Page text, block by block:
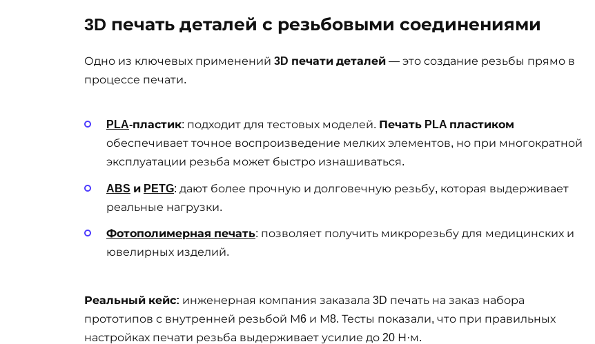
3D печать деталей с резьбовыми соединениями
Одно из ключевых применений 3D печати деталей — это создание резьбы прямо в
процессе печати.
PLA-пластик: подходит для тестовых моделей. Печать PLA пластиком
обеспечивает точное воспроизведение мелких элементов, но при многократной
эксплуатации резьба может быстро изнашиваться.
ABS и PETG: дают более прочную и долговечную резьбу, которая выдерживает
реальные нагрузки.
Фотополимерная печать: позволяет получить микрорезьбу для медицинских и
ювелирных изделий.
Реальный кейс: инженерная компания заказала 3D печать на заказ набора
прототипов с внутренней резьбой М6 и М8. Тесты показали, что при правильных
настройках печати резьба выдерживает усилие до 20 Н·м.